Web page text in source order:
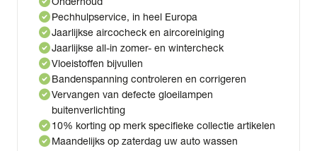
check_circlePechhulpservice, in heel Europa
check_circleJaarlijkse aircocheck en aircoreiniging
check_circleJaarlijkse all-in zomer- en wintercheck
check_circleVloeistoffen bijvullen
check_circleBandenspanning controleren en corrigeren
check_circleVervangen van defecte gloeilampen
buitenverlichting
check_circle10% korting op merk specifieke collectie artikelen
check_circleMaandelijks op zaterdag uw auto wassen